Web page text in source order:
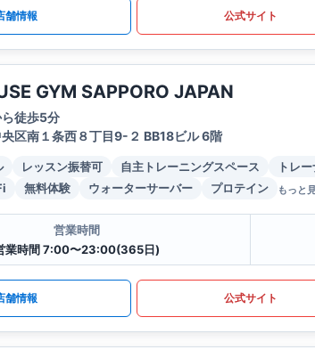
舗情報 公式サイト
GYM SAPPORO JAPAN
徒歩5分
区南１条西８丁目9-２ BB18ビル 6階
レッスン振替可 自主トレーニングスペース
トレ
無料体験 ウォーターサーバー プロテイン もっと
営業時間
業時間 7:00〜23:00(365日)
舗情報 公式サイト